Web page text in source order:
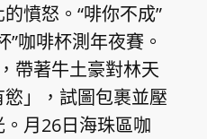
憤怒。“啡你不成”
”咖啡杯測年夜賽。
帶著牛土豪對林天
」，試圖包裹並壓
月26日海珠區咖